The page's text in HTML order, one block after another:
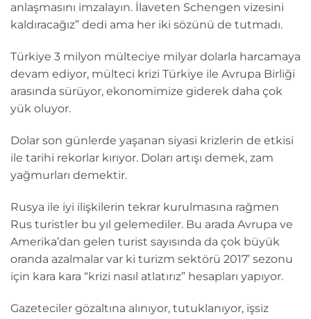
anlaşmasını imzalayın. İlaveten Schengen vizesini
kaldıracağız” dedi ama her iki sözünü de tutmadı.
Türkiye 3 milyon mülteciye milyar dolarla harcamaya
devam ediyor, mülteci krizi Türkiye ile Avrupa Birliği
arasında sürüyor, ekonomimize giderek daha çok
yük oluyor.
Dolar son günlerde yaşanan siyasi krizlerin de etkisi
ile tarihi rekorlar kırıyor. Doları artışı demek, zam
yağmurları demektir.
Rusya ile iyi ilişkilerin tekrar kurulmasına rağmen
Rus turistler bu yıl gelemediler. Bu arada Avrupa ve
Amerika’dan gelen turist sayısında da çok büyük
oranda azalmalar var ki turizm sektörü 2017’ sezonu
için kara kara “krizi nasıl atlatırız” hesapları yapıyor.
Gazeteciler gözaltına alınıyor, tutuklanıyor, işsiz